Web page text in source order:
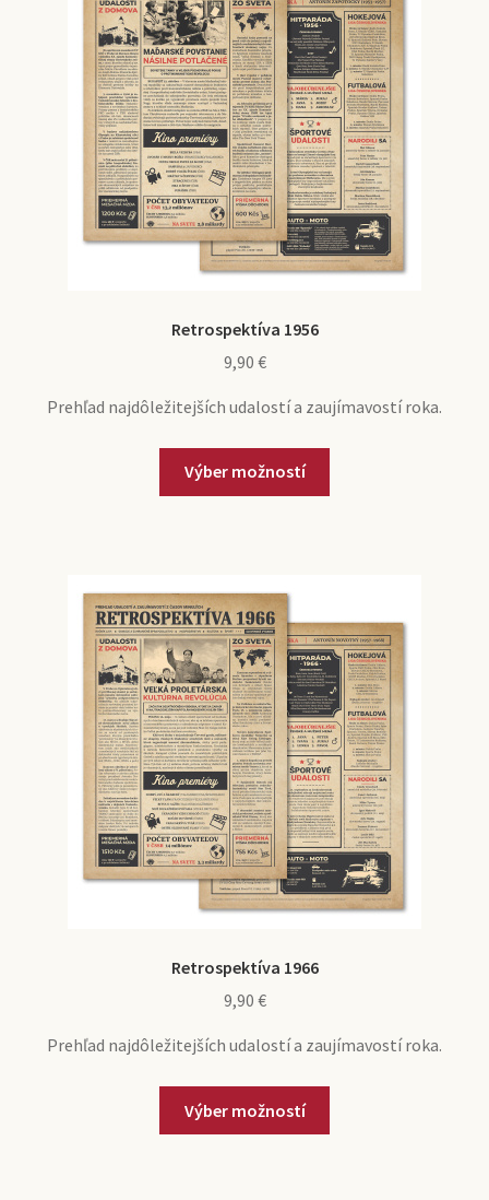
Retrospektíva 1956
9,90 €
Prehľad najdôležitejších udalostí a zaujímavostí roka.
Výber možností
Retrospektíva 1966
9,90 €
Prehľad najdôležitejších udalostí a zaujímavostí roka.
Výber možností